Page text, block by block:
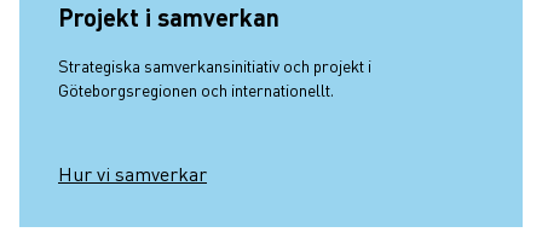
Projekt i samverkan
Strategiska samverkansinitiativ och projekt i
Göteborgsregionen och internationellt.
Hur vi samverkar